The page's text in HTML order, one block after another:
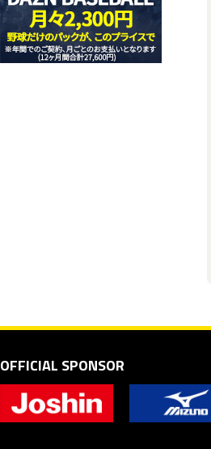
OFFICIAL SPONSOR